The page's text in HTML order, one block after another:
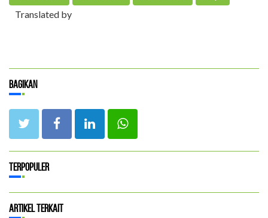
Translated by
Bagikan
Terpopuler
Artikel Terkait